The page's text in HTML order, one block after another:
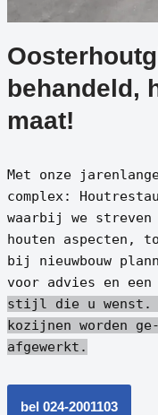
behandeld,
maat!
Met onze
complex:
waarbij we
houten aspecten,
bij nieuwbouw
voor advies en
stijl die u wenst.
kozijnen worden
afgewerkt.
bel 024-2001103